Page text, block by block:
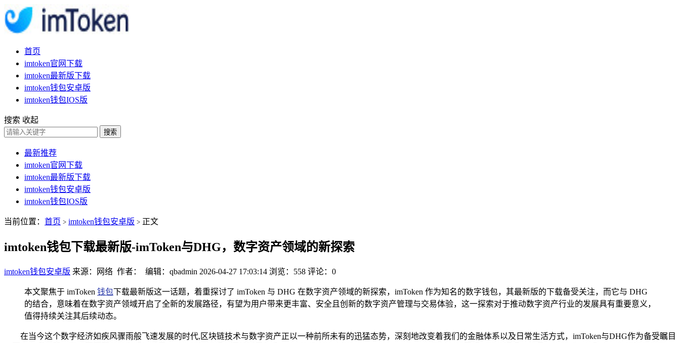
首页
imtoken官网下载
imtoken最新版下载
imtoken钱包安卓版
imtoken钱包IOS版
搜索 收起
搜索
最新推荐
imtoken官网下载
imtoken最新版下载
imtoken钱包安卓版
imtoken钱包IOS版
当前位置： 首页 > imtoken钱包安卓版 > 正文
imtoken钱包下载最新版-imToken与DHG，数字资产领域的新探索
imtoken钱包安卓版 来源：网络 作者： 编辑：qbadmin 2026-04-27 17:03:14 浏览：558 评论：0
本文聚焦于 imToken 钱包下载最新版这一话题，着重探讨了 imToken 与 DHG 在数字资产领域的新探索，imToken 作为知名的数字钱包，其最新版的下载备受关注，而它与 DHG
的结合，意味着在数字资产领域开启了全新的发展路径，有望为用户带来更丰富、安全且创新的数字资产管理与交易体验，这一探索对于推动数字资产行业的发展具有重要意义，
值得持续关注其后续动态。
在当今这个数字经济如疾风骤雨般飞速发展的时代,区块链技术与数字资产正以一种前所未有的迅猛态势，深刻地改变着我们的金融体系以及日常生活方式，imToken与DHG作为备受瞩目